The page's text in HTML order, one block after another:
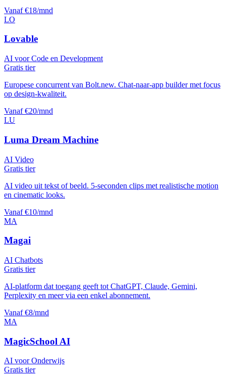
Vanaf €18/mnd
LO
Lovable
AI voor Code en Development
Gratis tier
Europese concurrent van Bolt.new. Chat-naar-app builder met focus
op design-kwaliteit.
Vanaf €20/mnd
LU
Luma Dream Machine
AI Video
Gratis tier
AI video uit tekst of beeld. 5-seconden clips met realistische motion
en cinematic looks.
Vanaf €10/mnd
MA
Magai
AI Chatbots
Gratis tier
AI-platform dat toegang geeft tot ChatGPT, Claude, Gemini,
Perplexity en meer via een enkel abonnement.
Vanaf €8/mnd
MA
MagicSchool AI
AI voor Onderwijs
Gratis tier